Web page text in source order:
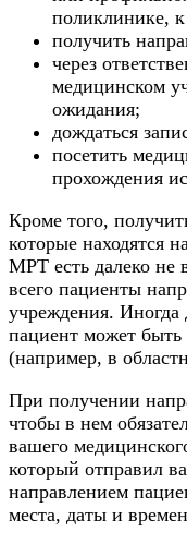
поликлинике,
получить
через
медицинском
ожидания;
дождаться
посетить
прохождения
Кроме того,
которые находятся
МРТ есть далеко не
всего пациенты
учреждения. Иногда
пациент может быть
(например, в
При получении
чтобы в нем
вашего
который отправил
направлением
места, даты и